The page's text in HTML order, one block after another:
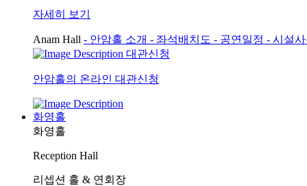
자세히 보기
Anam Hall - 안암홀 소개 - 좌석배치도 - 공연일정 - 시설
대관신청
안암홀의 온라인 대관신청
화영홀
화영홀
Reception Hall
리셉션 홀 & 연회장